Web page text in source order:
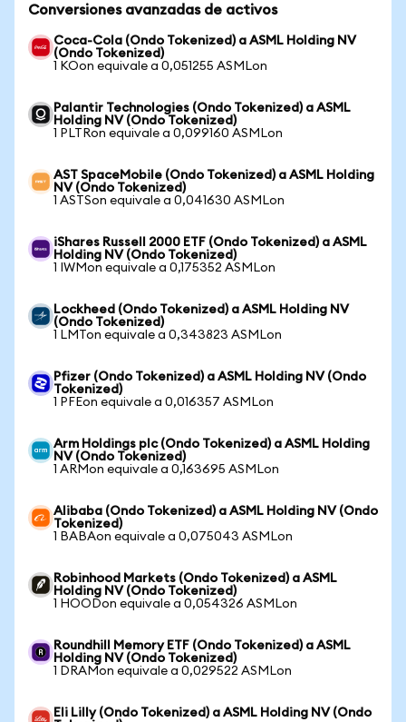
Conversiones avanzadas de activos
Coca-Cola (Ondo Tokenized) a ASML Holding NV
(Ondo Tokenized)
1 KOon equivale a 0,051255 ASMLon
Palantir Technologies (Ondo Tokenized) a ASML
Holding NV (Ondo Tokenized)
1 PLTRon equivale a 0,099160 ASMLon
AST SpaceMobile (Ondo Tokenized) a ASML Holding
NV (Ondo Tokenized)
1 ASTSon equivale a 0,041630 ASMLon
iShares Russell 2000 ETF (Ondo Tokenized) a ASML
Holding NV (Ondo Tokenized)
1 IWMon equivale a 0,175352 ASMLon
Lockheed (Ondo Tokenized) a ASML Holding NV
(Ondo Tokenized)
1 LMTon equivale a 0,343823 ASMLon
Pfizer (Ondo Tokenized) a ASML Holding NV (Ondo
Tokenized)
1 PFEon equivale a 0,016357 ASMLon
Arm Holdings plc (Ondo Tokenized) a ASML Holding
NV (Ondo Tokenized)
1 ARMon equivale a 0,163695 ASMLon
Alibaba (Ondo Tokenized) a ASML Holding NV (Ondo
Tokenized)
1 BABAon equivale a 0,075043 ASMLon
Robinhood Markets (Ondo Tokenized) a ASML
Holding NV (Ondo Tokenized)
1 HOODon equivale a 0,054326 ASMLon
Roundhill Memory ETF (Ondo Tokenized) a ASML
Holding NV (Ondo Tokenized)
1 DRAMon equivale a 0,029522 ASMLon
Eli Lilly (Ondo Tokenized) a ASML Holding NV (Ondo